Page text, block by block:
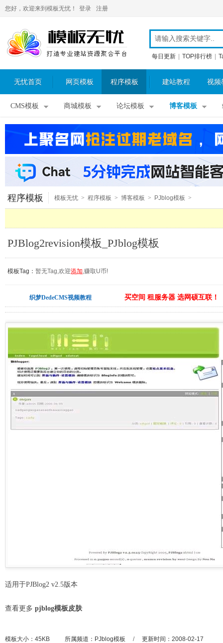
您好，欢迎来到模板无忧！ 登录 注册
每日更新 TOP排行榜
无忧首页 网页模板 程序模板 建站教程 视频
CMS模板 商城模板 论坛模板 博客模板
程序模板 模板无忧 > 程序模板 > 博客模板 > PJblog模板 >
PJBlog2revision模板_PJblog模板
模板Tag： 暂无Tag,欢迎添加,赚取U币!
织梦DedeCMS视频教程 买空间 租服务器 选网硕互联！
适用于PJBlog2 v2.5版本
查看更多 pjblog模板皮肤
模板大小：45KB 所属频道： PJblog模板 / 更新时间：2008-02-17